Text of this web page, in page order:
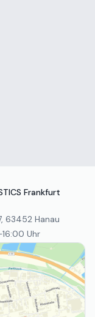
Frankfurt
63452 Hanau
Uhr